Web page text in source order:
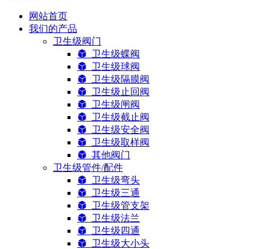
网站首页
我们的产品
卫生级阀门
卫生级蝶阀
卫生级球阀
卫生级隔膜阀
卫生级止回阀
卫生级闸阀
卫生级截止阀
卫生级安全阀
卫生级取样阀
其他阀门
卫生级管件/配件
卫生级弯头
卫生级三通
卫生级管支架
卫生级法兰
卫生级四通
卫生级大小头